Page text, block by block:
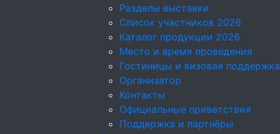
Разделы выставки
Список участников 2026
Каталог продукции 2026
Место и время проведения
Гостиницы и визовая поддержка
Организатор
Контакты
Официальные приветствия
Поддержка и партнёры